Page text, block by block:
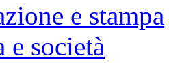
e stampa
e società